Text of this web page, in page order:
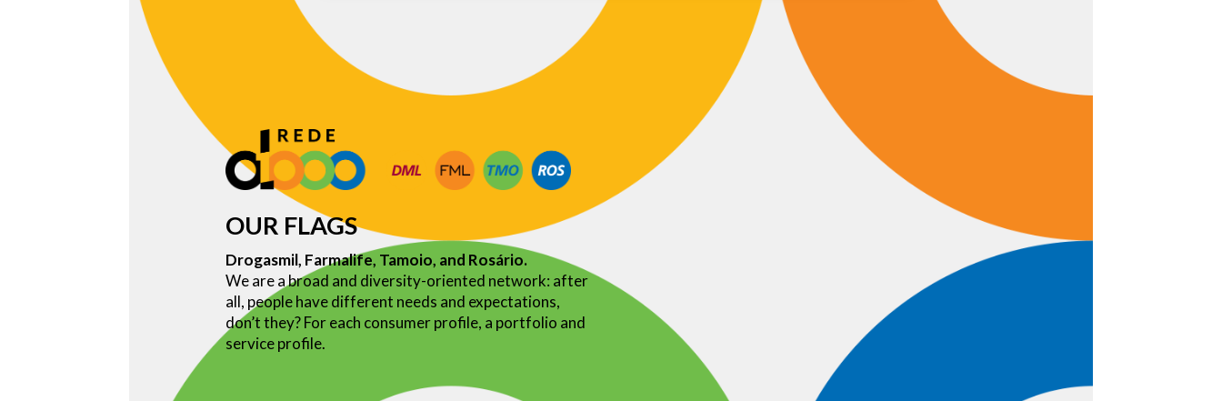
OUR FLAGS
Drogasmil, Farmalife, Tamoio, and Rosário.
We are a broad and diversity-oriented network: after
all, people have different needs and expectations,
don’t they? For each consumer profile, a portfolio and
service profile.